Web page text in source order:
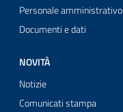
Personale amministrativo
Documenti e dati
NOVITÀ
Notizie
Comunicati stampa